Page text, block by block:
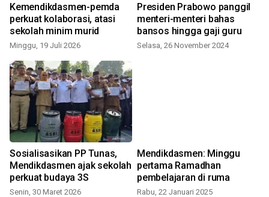
Kemendikdasmen-pemda
perkuat kolaborasi, atasi
sekolah minim murid
Minggu, 19 Juli 2026
Presiden Prabowo panggil
menteri-menteri bahas
bansos hingga gaji guru
Selasa, 26 November 2024
Sosialisasikan PP Tunas,
Mendikdasmen ajak sekolah
perkuat budaya 3S
Senin, 30 Maret 2026
Mendikdasmen: Minggu
pertama Ramadhan
pembelajaran di ruma
Rabu, 22 Januari 2025